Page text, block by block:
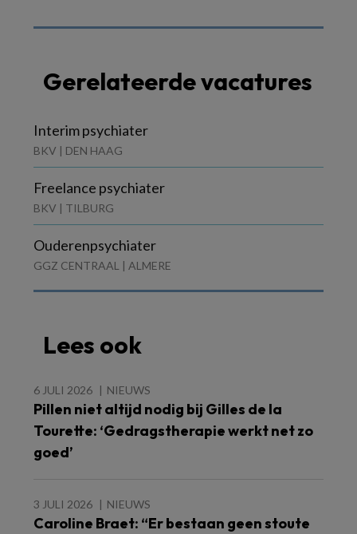
Gerelateerde vacatures
Interim psychiater
BKV | DEN HAAG
Freelance psychiater
BKV | TILBURG
Ouderenpsychiater
GGZ CENTRAAL | ALMERE
Lees ook
6 JULI 2026 NIEUWS
Pillen niet altijd nodig bij Gilles de la
Tourette: ‘Gedragstherapie werkt net zo
goed’
3 JULI 2026 NIEUWS
Caroline Braet: “Er bestaan geen stoute